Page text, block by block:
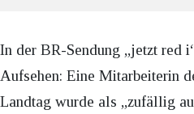
In der BR-Sendung „jetzt red
Aufsehen: Eine Mitarbeiterin
Landtag wurde als „zufällig